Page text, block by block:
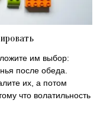
им выбор:
после обеда.
их, а потом
что волатильность